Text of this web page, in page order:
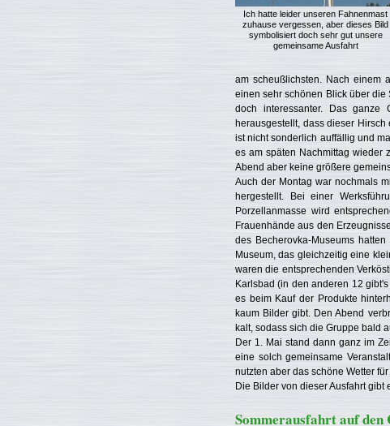
Ich hatte leider unseren Fahnenmast
zuhause vergessen, aber dieses Bild
symbolisiert doch sehr gut unsere
gemeinsame Ausfahrt
am scheußlichsten. Nach einem
einen sehr schönen Blick über die
doch interessanter. Das ganze
herausgestellt, dass dieser
ist nicht sonderlich auffällig und
es am späten Nachmittag wieder
Abend aber keine größere
Auch der Montag war nochmals
hergestellt. Bei einer
Porzellanmasse wird
Frauenhände aus den
des Becherovka-Museums
Museum, das gleichzeitig eine
waren die entsprechenden
Karlsbad (in den anderen 12
es beim Kauf der Produkte
kaum Bilder gibt. Den Abend
kalt, sodass sich die Gruppe bald
Der 1. Mai stand dann ganz im
eine solch gemeinsame
nutzten aber das schöne Wetter
Die Bilder von dieser Ausfahrt gibt
Sommerausfahrt auf